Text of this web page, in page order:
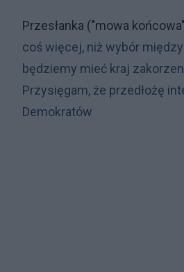
Przesłanka ("mowa
coś więcej, niż wybór
będziemy mieć kraj
Przysięgam, że przedłożę
Demokratów